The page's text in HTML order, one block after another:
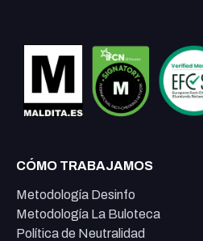
CÓMO TRABAJAMOS
Metodología Desinfo
Metodología La Buloteca
Política de Neutralidad